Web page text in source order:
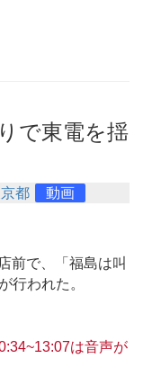
で東電を揺
都 動画
前で、「福島は叫
行われた。
は音声が